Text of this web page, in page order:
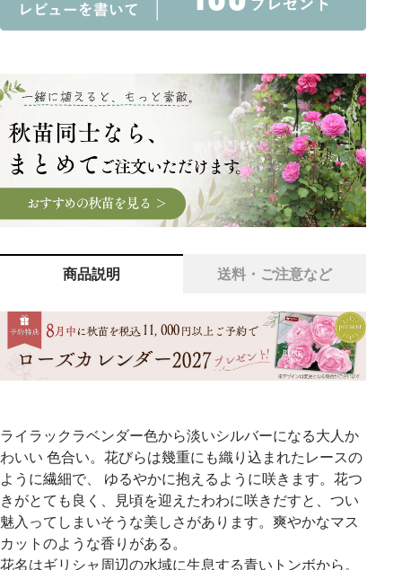
商品説明 送料・ご注意など
ライラックラベンダー色から淡いシルバーになる大人か
わいい 色合い。花びらは幾重にも織り込まれたレースの
ように繊細で、 ゆるやかに抱えるように咲きます。花つ
きがとても良く、見頃を迎えたわわに咲きだすと、つい
魅入ってしまいそうな美しさがあります。爽やかなマス
カットのような香りがある。
花名はギリシャ周辺の水域に生息する青いトンボから。